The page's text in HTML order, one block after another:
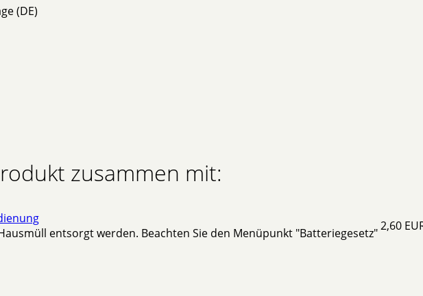
(DE)
zusammen mit:
entsorgt werden. Beachten Sie den Menüpunkt "Batteriegesetz"2,60